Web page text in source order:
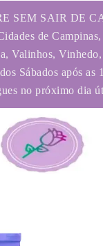
SEM SAIR DE
de
Valinhos,
Sábados após as
no próximo dia